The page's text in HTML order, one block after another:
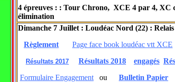
4 épreuves : : Tour Chrono, XCE 4 par 4, XC
élimination
Dimanche 7 Juillet : Loudéac Nord (22) :
Règlement
Page face book loudéac vtt XCE
Résultats 2017 Résultats 2018 engagés
Formulaire Engagement ou Bulletin Papier